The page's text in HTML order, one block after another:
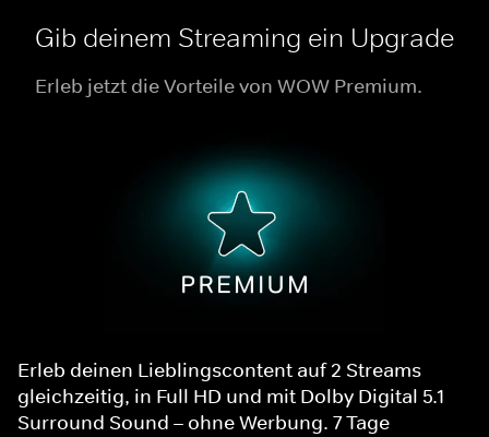
Gib deinem Streaming ein Upgrade
Erleb jetzt die Vorteile von WOW Premium.
Erleb deinen Lieblingscontent auf 2 Streams
gleichzeitig, in Full HD und mit Dolby Digital 5.1
Surround Sound – ohne Werbung. 7 Tage